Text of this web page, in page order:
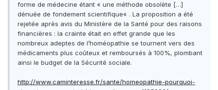
forme de médecine étant « une méthode obsolète […]
dénuée de fondement scientifique« . La proposition a été
rejetée après avis du Ministère de la Santé pour des raisons
financières : la crainte était en effet grande que les
nombreux adeptes de l’homéopathie se tournent vers des
médicaments plus coûteux et remboursés à 100%, plombant
ainsi le budget de la Sécurité sociale.
http://www.caminteresse.fr/sante/homeopathie-pourquoi-